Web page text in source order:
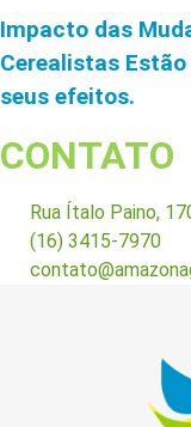
Impacto das
Cerealistas
seus efeitos.
CONTATO
Rua Ítalo Paino,
(16) 3415-7970